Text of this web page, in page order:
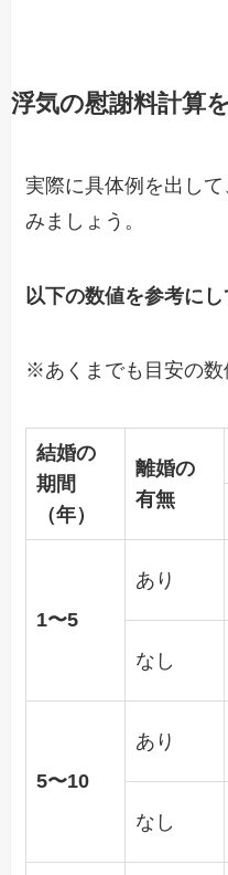
浮気の慰謝料計算
実際に具体例を出し
みましょう。
以下の数値を参考にし
※あくまでも目安の数
結婚の
期間
（年）
離婚の
有無
1〜5
あり
なし
5〜10
あり
なし